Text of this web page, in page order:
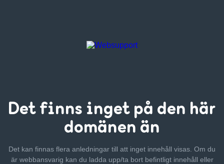
Det finns inget på den här
domänen än
Det kan finnas flera anledningar till att inget innehåll visas. Om du
är webbansvarig kan du ladda upp/ta bort befintligt innehåll eller